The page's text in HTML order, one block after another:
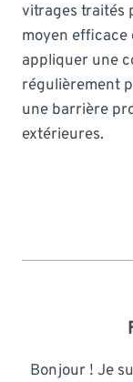
vitrages traités
moyen efficace
appliquer une
régulièrement
une barrière
extérieures.
Bonjour ! Je